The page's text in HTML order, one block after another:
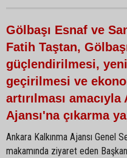
Gölbaşı Esnaf ve
Fatih Taştan,
güçlendirilmesi,
geçirilmesi ve
artırılması
Ajansı'na çıkarma
Ankara Kalkınma Ajansı Genel
makamında ziyaret eden